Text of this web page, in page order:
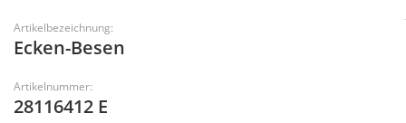
Artikelbezeichnung:
Ecken-Besen
Artikelnummer:
28116412 E